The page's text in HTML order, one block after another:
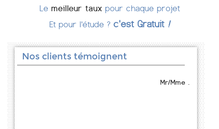
Le meilleur taux pour chaque projet
Et pour l'étude ? c'est Gratuit !
Nos clients témoignent
Mr/Mme .